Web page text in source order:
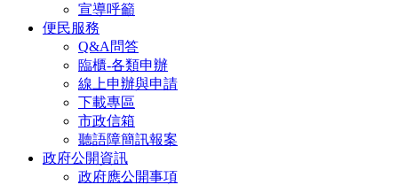
宣導呼籲
便民服務
Q&A問答
臨櫃-各類申辦
線上申辦與申請
下載專區
市政信箱
聽語障簡訊報案
政府公開資訊
政府應公開事項